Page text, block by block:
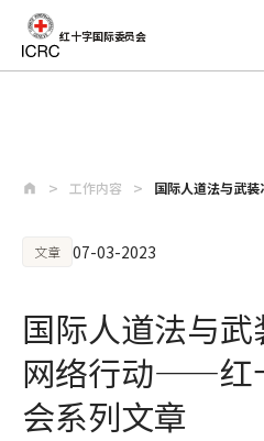
红十字国际委员会
工作内容 国际人道法与武
文章 07-03-2023
国际人道法与
网络行动——红
会系列文章